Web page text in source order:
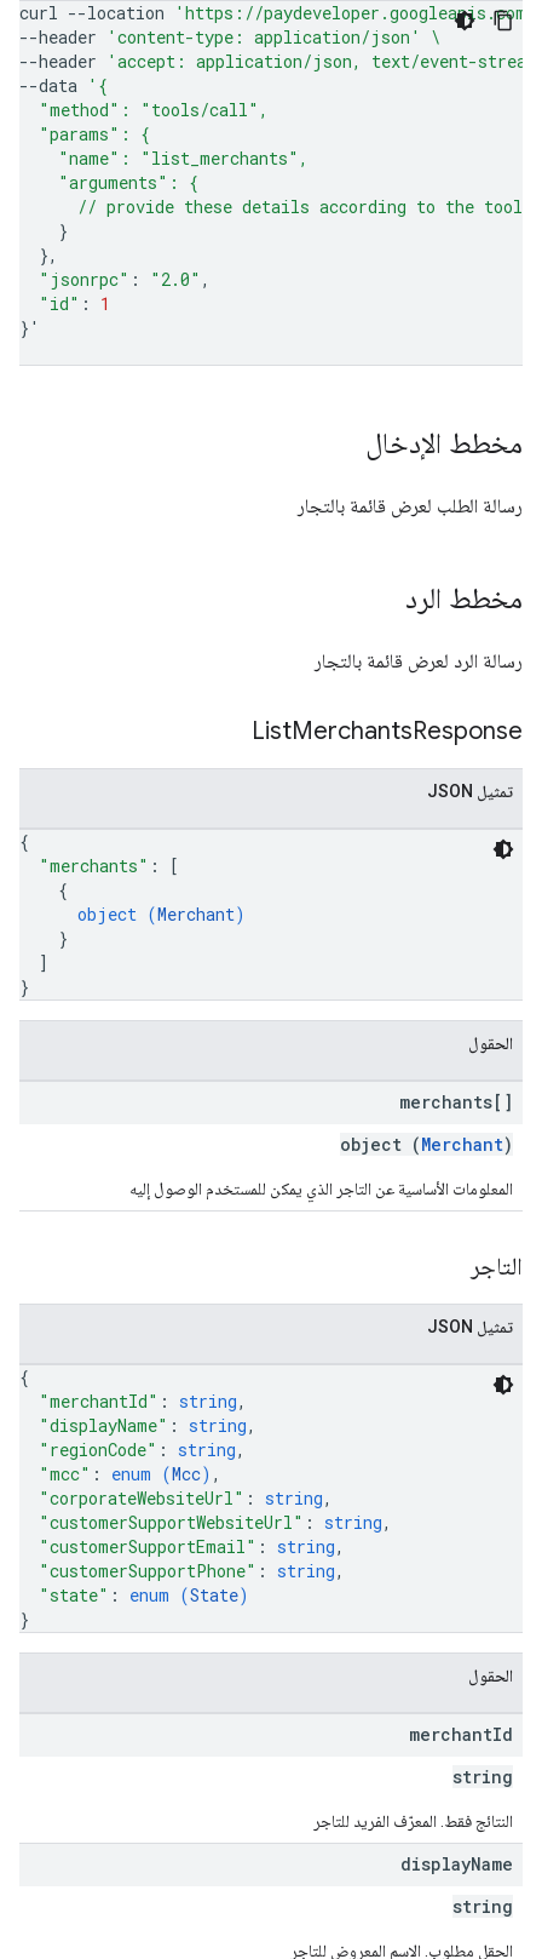
curl --location
'https://paydeveloper.googleapis.com/
--header
'content-type: application/json'
\
--header
'accept: application/json, text/event-
--data '{
  "method": "tools/call",
  "params": {
    "name": "list_merchants",
    "arguments": {
      // provide these details according to the tool'
}
}
"jsonrpc" : "2.0"
"id" :
1
} '
مخطط الإدخال
رسالة الطلب لعرض قائمة بالتجار
مخطط الرد
رسالة الرد لعرض قائمة بالتجار
ListMerchantsResponse
تمثيل JSON
{
"merchants" :
[
{
object (Merchant)
}
]
}
الحقول
merchants[]
object (Merchant)
المعلومات الأساسية عن التاجر الذي يمكن للمستخدم الوصول إليه
التاجر
تمثيل JSON
{
"merchantId" : string,
"displayName" : string,
"regionCode" : string,
"mcc" : enum (Mcc) ,
"corporateWebsiteUrl" : string,
"customerSupportWebsiteUrl" : string,
"customerSupportEmail" : string,
"customerSupportPhone" : string,
"state" : enum (State)
}
الحقول
merchantId
string
النتائج فقط. المعرّف الفريد للتاجر
displayName
string
الحقل مطلوب. الاسم المعروض للتاجر